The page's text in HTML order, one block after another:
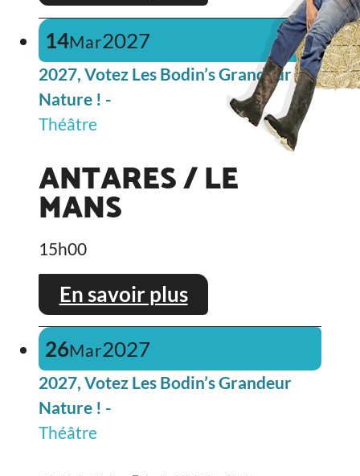
14Mar2027
2027, Votez Les Bodin’s Grandeur
Nature ! -
Théâtre
ANTARES / LE
MANS
15h00
En savoir plus
26Mar2027
2027, Votez Les Bodin’s Grandeur
Nature ! -
Théâtre